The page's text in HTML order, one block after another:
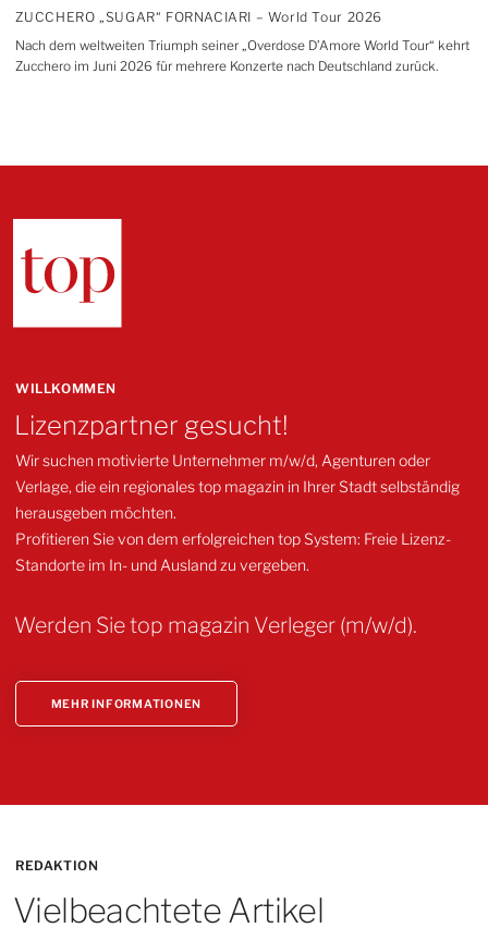
ZUCCHERO „SUGAR“ FORNACIARI – World Tour 2026
Nach dem weltweiten Triumph seiner „Overdose D’Amore World Tour“ kehrt
Zucchero im Juni 2026 für mehrere Konzerte nach Deutschland zurück.
WILLKOMMEN
Lizenzpartner gesucht!
Wir suchen motivierte Unternehmer m/w/d, Agenturen oder
Verlage, die ein regionales top magazin in Ihrer Stadt selbständig
herausgeben möchten.
Profitieren Sie von dem erfolgreichen top System: Freie Lizenz-
Standorte im In- und Ausland zu vergeben.
Werden Sie top magazin Verleger (m/w/d).
MEHR INFORMATIONEN
REDAKTION
Vielbeachtete Artikel